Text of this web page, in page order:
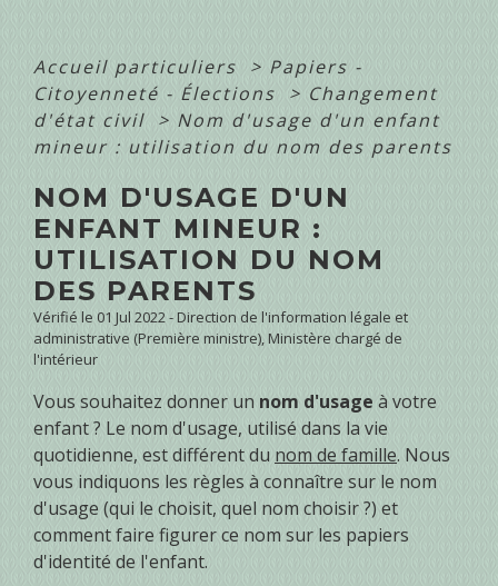
Accueil particuliers > Papiers -
Citoyenneté - Élections
> Changement
d'état civil > Nom d'usage d'un enfant
mineur : utilisation du nom des parents
NOM D'USAGE D'UN
ENFANT MINEUR :
UTILISATION DU NOM
DES PARENTS
Vérifié le 01 Jul 2022 - Direction de l'information légale et
administrative (Première ministre), Ministère chargé de
l'intérieur
Vous souhaitez donner un nom d'usage à votre
enfant ? Le nom d'usage, utilisé dans la vie
quotidienne, est différent du nom de famille. Nous
vous indiquons les règles à connaître sur le nom
d'usage (qui le choisit, quel nom choisir ?) et
comment faire figurer ce nom sur les papiers
d'identité de l'enfant.